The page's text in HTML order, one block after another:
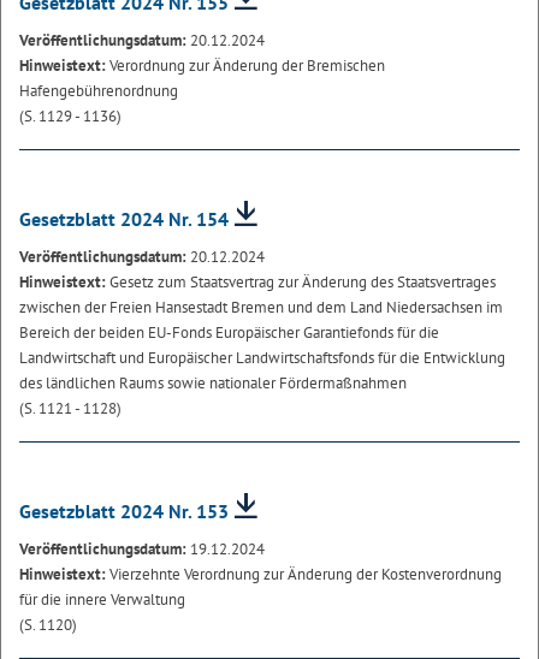
Veröffentlichungsdatum: 20.12.2024
Hinweistext:Verordnung zur Änderung der Bremischen
Hafengebührenordnung
(S. 1129 - 1136)
Gesetzblatt 2024 Nr. 154
Veröffentlichungsdatum: 20.12.2024
Hinweistext:Gesetz zum Staatsvertrag zur Änderung des Staatsvertrages
zwischen der Freien Hansestadt Bremen und dem Land Niedersachsen im
Bereich der beiden EU-Fonds Europäischer Garantiefonds für die
Landwirtschaft und Europäischer Landwirtschaftsfonds für die Entwicklung
des ländlichen Raums sowie nationaler Fördermaßnahmen
(S. 1121 - 1128)
Gesetzblatt 2024 Nr. 153
Veröffentlichungsdatum: 19.12.2024
Hinweistext:Vierzehnte Verordnung zur Änderung der Kostenverordnung
für die innere Verwaltung
(S. 1120)